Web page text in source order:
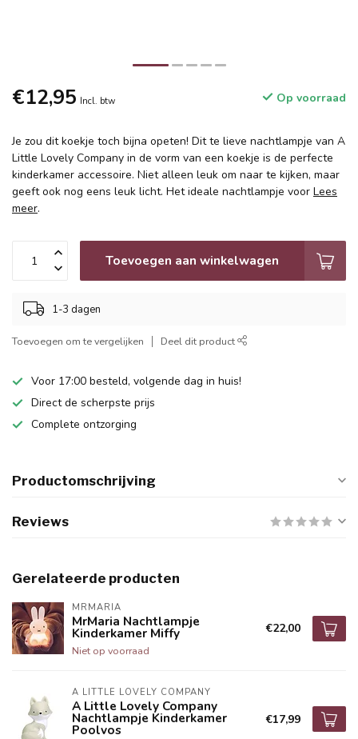
€12,95 Incl. btw Op voorraad
Je zou dit koekje toch bijna opeten! Dit te lieve nachtlampje van A
Little Lovely Company in de vorm van een koekje is de perfecte
kinderkamer accessoire. Niet alleen leuk om naar te kijken, maar
geeft ook nog eens leuk licht. Het ideale nachtlampje voor Lees
meer.
Toevoegen aan winkelwagen
1-3 dagen
Toevoegen om te vergelijken Deel dit product
Voor 17:00 besteld, volgende dag in huis!
Direct de scherpste prijs
Complete ontzorging
Productomschrijving
Reviews
Gerelateerde producten
MRMARIA
MrMaria Nachtlampje
Kinderkamer Miffy
Niet op voorraad
€22,00
A LITTLE LOVELY COMPANY
A Little Lovely Company
Nachtlampje Kinderkamer
Poolvos
€17,99